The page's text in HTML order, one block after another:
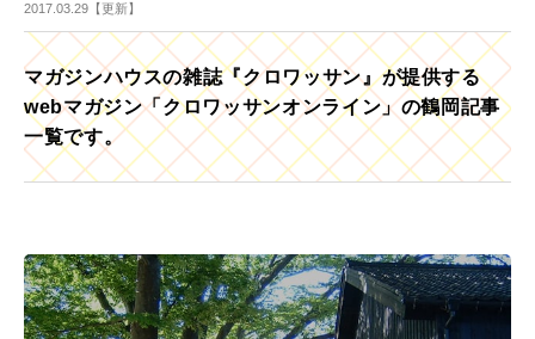
2017.03.29【更新】
マガジンハウスの雑誌『クロワッサン』が提供する
webマガジン「クロワッサンオンライン」の鶴岡記事
一覧です。